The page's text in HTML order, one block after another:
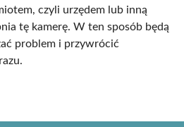
czyli urzędem lub inną
tę kamerę. W ten sposób będą
problem i przywrócić